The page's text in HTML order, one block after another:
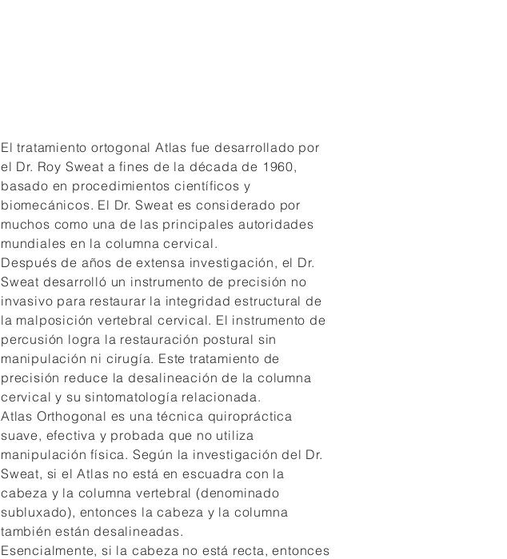
El tratamiento ortogonal Atlas fue desarrollado por
el Dr. Roy Sweat a fines de la década de 1960,
basado en procedimientos científicos y
biomecánicos. El Dr. Sweat es considerado por
muchos como una de las principales autoridades
mundiales en la columna cervical.
Después de años de extensa investigación, el Dr.
Sweat desarrolló un instrumento de precisión no
invasivo para restaurar la integridad estructural de
la malposición vertebral cervical. El instrumento de
percusión logra la restauración postural sin
manipulación ni cirugía. Este tratamiento de
precisión reduce la desalineación de la columna
cervical y su sintomatología relacionada.
Atlas Orthogonal es una técnica quiropráctica
suave, efectiva y probada que no utiliza
manipulación física. Según la investigación del Dr.
Sweat, si el Atlas no está en escuadra con la
cabeza y la columna vertebral (denominado
subluxado), entonces la cabeza y la columna
también están desalineadas.
Esencialmente, si la cabeza no está recta, entonces